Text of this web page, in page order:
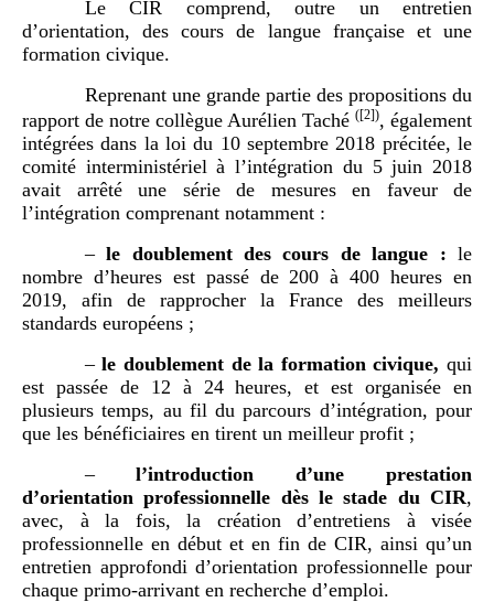
Le CIR comprend, outre un entretien
d’orientation, des cours de langue française et une
formation civique.
Reprenant une grande partie des propositions du
rapport de notre collègue Aurélien Taché ([2]), également
intégrées dans la loi du 10 septembre 2018 précitée, le
comité interministériel à l’intégration du 5 juin 2018
avait arrêté une série de mesures en faveur de
l’intégration comprenant notamment :
–le doublement des cours de langue : le
nombre d’heures est passé de 200 à 400 heures en
2019, afin de rapprocher la France des meilleurs
standards européens ;
–le doublement de la formation civique,qui
est passée de 12 à 24 heures, et est organisée en
plusieurs temps, au fil du parcours d’intégration, pour
que les bénéficiaires en tirent un meilleur profit ;
–l’introduction d’une prestation
d’orientation professionnelle dès le stade du CIR,
avec, à la fois, la création d’entretiens à visée
professionnelle en début et en fin de CIR, ainsi qu’un
entretien approfondi d’orientation professionnelle pour
chaque primo-arrivant en recherche d’emploi.